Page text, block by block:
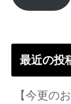
ド
最近の投
【今更の